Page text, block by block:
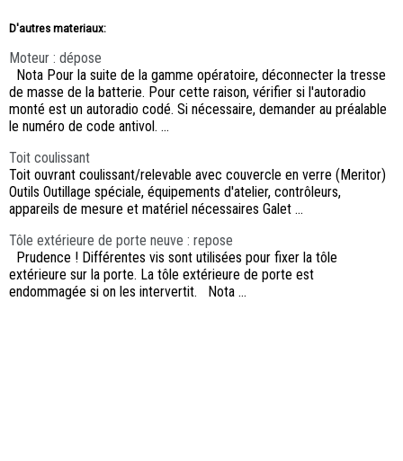
D'autres materiaux:
Moteur : dépose
Nota Pour la suite de la gamme opératoire, déconnecter la tresse
de masse de la batterie. Pour cette raison, vérifier si l'autoradio
monté est un autoradio codé. Si nécessaire, demander au préalable
le numéro de code antivol. ...
Toit coulissant
Toit ouvrant coulissant/relevable avec couvercle en verre (Meritor)
Outils Outillage spéciale, équipements d'atelier, contrôleurs,
appareils de mesure et matériel nécessaires Galet ...
Tôle extérieure de porte neuve : repose
Prudence ! Différentes vis sont utilisées pour fixer la tôle
extérieure sur la porte. La tôle extérieure de porte est
endommagée si on les intervertit. Nota ...